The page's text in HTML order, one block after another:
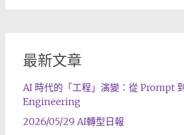
最新文章
AI 時代的「工程」演變：從 Prompt
Engineering
2026/05/29 AI轉型日報